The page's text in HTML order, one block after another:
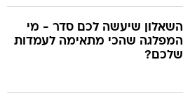
השאלון שיעשה לכם סדר - מי
המפלגה שהכי מתאימה לעמדות
שלכם?